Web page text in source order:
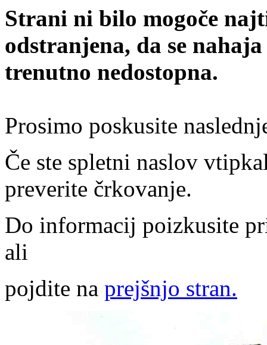
Strani ni bilo mogoče
odstranjena, da se
trenutno nedostopna.
Prosimo poskusite
Če ste spletni naslov
preverite črkovanje.
Do informacij poizkusite
ali
pojdite na prejšnjo stran.